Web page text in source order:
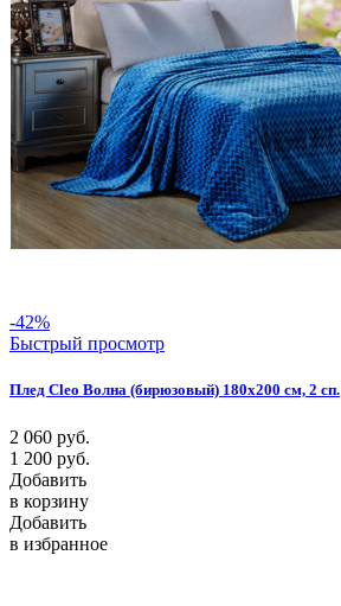
-42%
Быстрый просмотр
Плед Cleo Волна (бирюзовый) 180х200 см, 2 сп.
2 060 руб.
1 200 руб.
Добавить
в корзину
Добавить
в избранное